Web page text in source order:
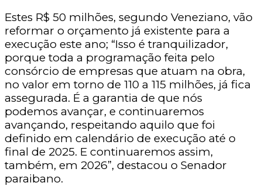
Estes R$ 50 milhões, segundo Veneziano, vão
reformar o orçamento já existente para a
execução este ano; “Isso é tranquilizador,
porque toda a programação feita pelo
consórcio de empresas que atuam na obra,
no valor em torno de 110 a 115 milhões, já fica
assegurada. É a garantia de que nós
podemos avançar, e continuaremos
avançando, respeitando aquilo que foi
definido em calendário de execução até o
final de 2025. E continuaremos assim,
também, em 2026”, destacou o Senador
paraibano.